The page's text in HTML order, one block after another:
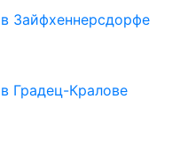
Зайфхеннерсдорфе
Градец-Кралове